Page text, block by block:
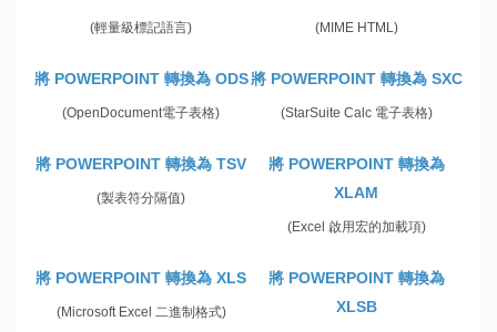
(輕量級標記語言) (MIME HTML)
將 POWERPOINT 轉換為 ODS
(OpenDocument電子表格)
將 POWERPOINT 轉換為 SXC
(StarSuite Calc 電子表格)
將 POWERPOINT 轉換為 TSV
(製表符分隔值)
將 POWERPOINT 轉換為
XLAM
(Excel 啟用宏的加載項)
將 POWERPOINT 轉換為 XLS
(Microsoft Excel 二進制格式)
將 POWERPOINT 轉換為
XLSB